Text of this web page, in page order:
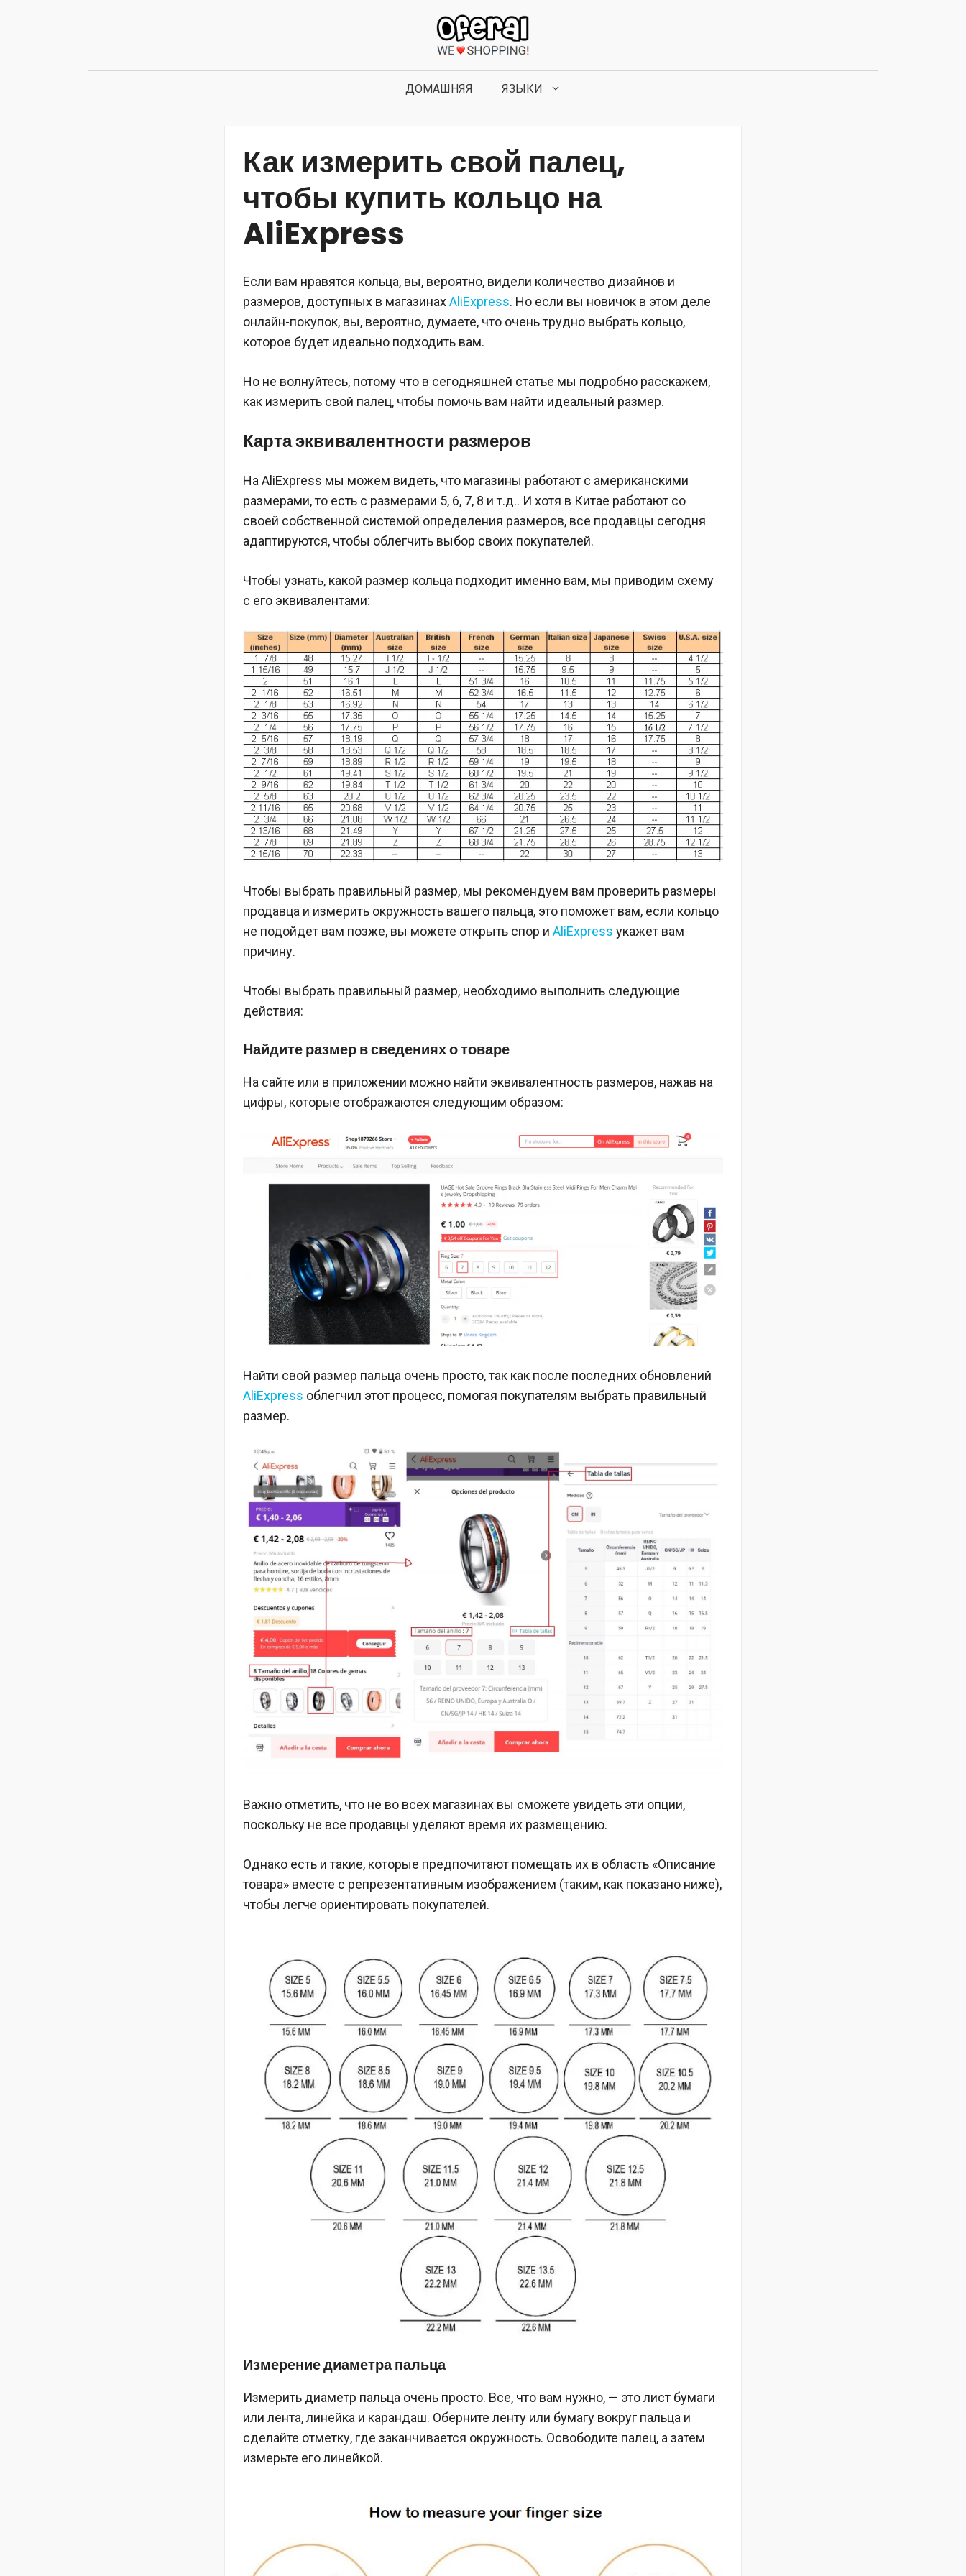
ДОМАШНЯЯ ЯЗЫКИ
Как измерить свой палец,
чтобы купить кольцо на
AliExpress
Если вам нравятся кольца, вы, вероятно, видели количество дизайнов и
размеров, доступных в магазинахAliExpress. Но если вы новичок в этом деле
онлайн-покупок, вы, вероятно, думаете, что очень трудно выбрать кольцо,
которое будет идеально подходить вам.
Но не волнуйтесь, потому что в сегодняшней статье мы подробно расскажем,
как измерить свой палец, чтобы помочь вам найти идеальный размер.
Карта эквивалентности размеров
На AliExpress мы можем видеть, что магазины работают с американскими
размерами, то есть с размерами 5, 6, 7, 8 и т.д.. И хотя в Китае работают со
своей собственной системой определения размеров, все продавцы сегодня
адаптируются, чтобы облегчить выбор своих покупателей.
Чтобы узнать, какой размер кольца подходит именно вам, мы приводим схему
с его эквивалентами:
Чтобы выбрать правильный размер, мы рекомендуем вам проверить размеры
продавца и измерить окружность вашего пальца, это поможет вам, если кольцо
не подойдет вам позже, вы можете открыть спор и AliExpress укажет вам
причину.
Чтобы выбрать правильный размер, необходимо выполнить следующие
действия:
Найдите размер в сведениях о товаре
На сайте или в приложении можно найти эквивалентность размеров, нажав на
цифры, которые отображаются следующим образом:
Найти свой размер пальца очень просто, так как после последних обновлений
AliExpress облегчил этот процесс, помогая покупателям выбрать правильный
размер.
Важно отметить, что не во всех магазинах вы сможете увидеть эти опции,
поскольку не все продавцы уделяют время их размещению.
Однако есть и такие, которые предпочитают помещать их в область «Описание
товара» вместе с репрезентативным изображением (таким, как показано ниже),
чтобы легче ориентировать покупателей.
Измерение диаметра пальца
Измерить диаметр пальца очень просто. Все, что вам нужно, — это лист бумаги
или лента, линейка и карандаш. Оберните ленту или бумагу вокруг пальца и
сделайте отметку, где заканчивается окружность. Освободите палец, а затем
измерьте его линейкой.